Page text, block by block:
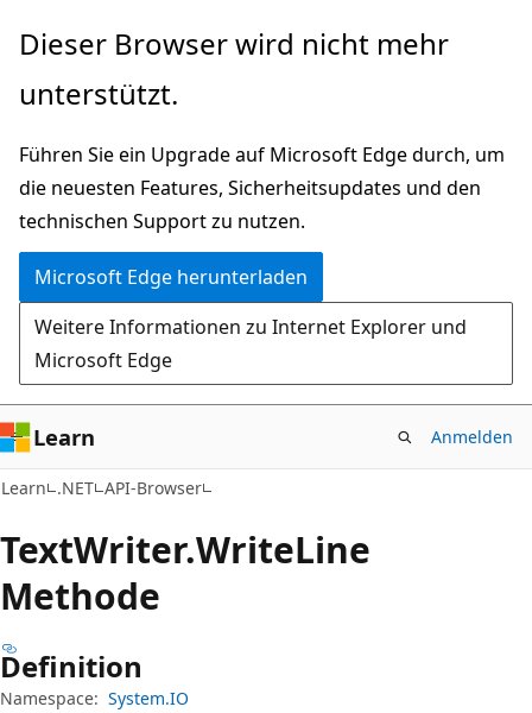
Zu
wechseln
Zur
springen
Dieser Browser wird nicht mehr
unterstützt.
Führen Sie ein Upgrade auf Microsoft Edge durch, um
die neuesten Features, Sicherheitsupdates und den
technischen Support zu nutzen.
Microsoft Edge herunterladen
Weitere Informationen zu Internet Explorer und
Microsoft Edge
Learn Anmelden
Learn .NET API-Browser
TextWriter.WriteLine
Methode
Definition
Namespace: System.IO